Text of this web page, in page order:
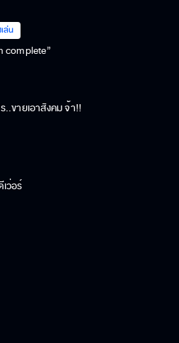
ล่น
complete”
ร..ขายเอาสังคม จ้า!!
ว่อร์